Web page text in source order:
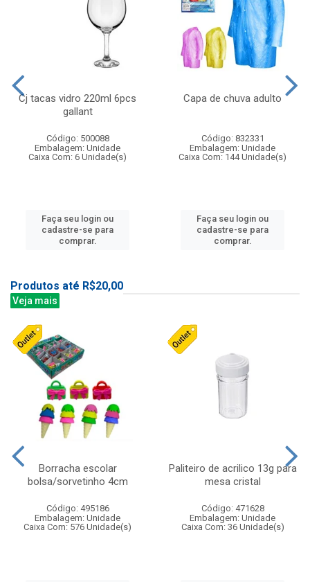
Cj tacas vidro 220ml 6pcs
gallant
Código: 500088
Embalagem: Unidade
Caixa Com: 6 Unidade(s)
Faça seu login ou
cadastre-se para
comprar.
Capa de chuva adulto
Código: 832331
Embalagem: Unidade
Caixa Com: 144 Unidade(s)
Faça seu login ou
cadastre-se para
comprar.
Produtos até R$20,00
Veja mais
Borracha escolar
bolsa/sorvetinho 4cm
Código: 495186
Embalagem: Unidade
Caixa Com: 576 Unidade(s)
Paliteiro de acrilico 13g para
mesa cristal
Código: 471628
Embalagem: Unidade
Caixa Com: 36 Unidade(s)